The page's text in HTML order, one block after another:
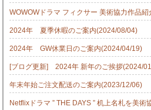
WOWOWドラマ フィクサー 美術協力作品
2024年 夏季休暇のご案内(2024/08/04)
2024年 GW休業日のご案内(2024/04/19)
[ブログ更新] 2024年 新年のご挨拶(2024/
年末年始ご注文配送のご案内(2023/12/06)
Netflixドラマ ” THE DAYS ” 机上名札を美